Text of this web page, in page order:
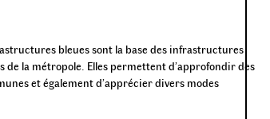
bleues sont la base des infrastructures
la métropole. Elles permettent d’approfondir des
et également d’apprécier divers modes